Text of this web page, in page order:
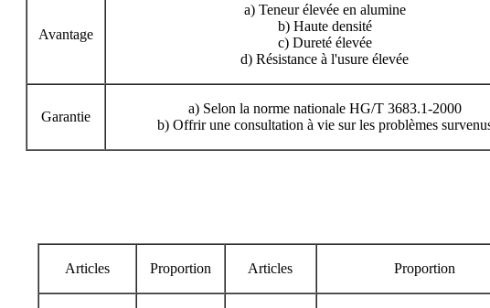
Avantage
a) Teneur élevée en alumine
b) Haute densité
c) Dureté élevée
d) Résistance à l'usure élevée
Garantie
a) Selon la norme nationale HG/T 3683.1-2000
b) Offrir une consultation à vie sur les problèmes
Articles Proportion Articles Proportion